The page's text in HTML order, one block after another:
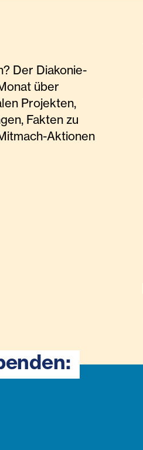
Der Diakonie-
über
Projekten,
Fakten zu
Aktionen